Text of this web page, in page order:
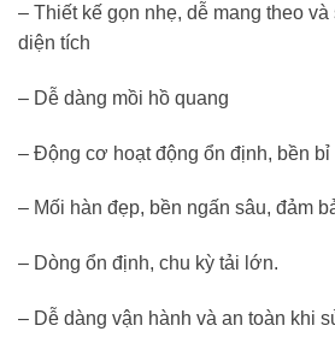
– Thiết kế gọn nhẹ, dễ mang theo
diện tích
– Dễ dàng mồi hồ quang
– Động cơ hoạt động ổn định, bền bỉ
– Mối hàn đẹp, bền ngấn sâu, đảm
– Dòng ổn định, chu kỳ tải lớn.
– Dễ dàng vận hành và an toàn khi